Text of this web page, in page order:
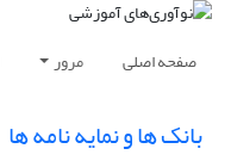
صفحه اصلی مرور
بانک ها و نمایه نامه ها